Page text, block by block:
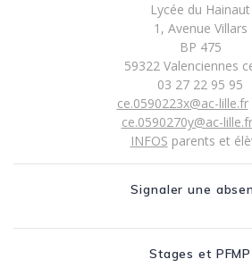
Lycée du Hainaut
1, Avenue Villars
BP 475
59322 Valenciennes
03 27 22 95 95
ce.0590223x@ac-lille.fr
ce.0590270y@ac-lille.fr
INFOS parents et
Signaler une
Stages et PFMP